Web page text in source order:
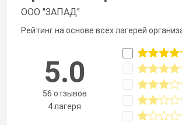
ООО "ЗАПАД"
Рейтинг на основе всех лагерей
5.0
56 отзывов
4 лагеря